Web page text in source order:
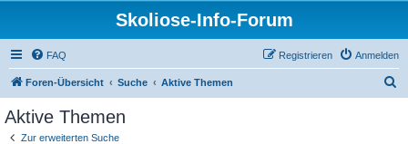
Skoliose-Info-Forum
FAQ Anmelden
Registrieren
Foren-Übersicht Suche Aktive Themen
Aktive Themen
Zur erweiterten Suche